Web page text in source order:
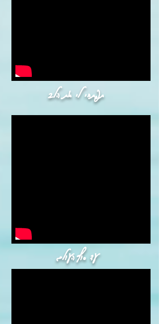
תפתחי לי את הלב
עד סוף העולם